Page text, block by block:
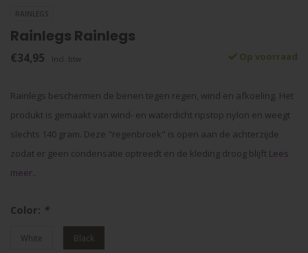
RAINLEGS
Rainlegs Rainlegs
€34,95 Incl. btw Op voorraad
Rainlegs beschermen de benen tegen regen, wind en afkoeling. Het
produkt is gemaakt van wind- en waterdicht ripstop nylon en weegt
slechts 140 gram. Deze "regenbroek" is open aan de achterzijde
zodat er geen condensatie optreedt en de kleding droog blijft Lees
meer..
Color: *
White Black